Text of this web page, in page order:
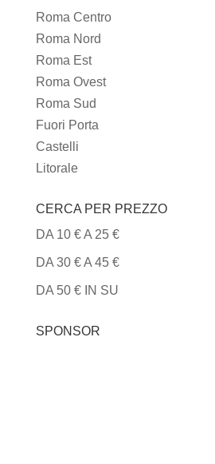
DI
CUCINA
Roma Centro
Roma Nord
Roma Est
Roma Ovest
Roma Sud
Fuori Porta
Castelli
Litorale
CERCA PER PREZZO
DA 10 € A 25 €
DA 30 € A 45 €
DA 50 € IN SU
SPONSOR